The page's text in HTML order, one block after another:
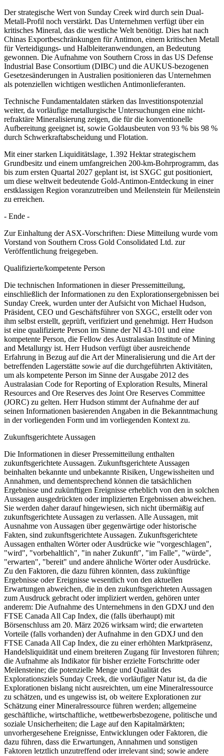
Der strategische Wert von Sunday Creek wird durch sein Dual-
Metall-Profil noch verstärkt. Das Unternehmen verfügt über ein
kritisches Mineral, das die westliche Welt benötigt. Dies hat nach
Chinas Exportbeschränkungen für Antimon, einem kritischen Metall
für Verteidigungs- und Halbleiteranwendungen, an Bedeutung
gewonnen. Die Aufnahme von Southern Cross in das US Defense
Industrial Base Consortium (DIBC) und die AUKUS-bezogenen
Gesetzesänderungen in Australien positionieren das Unternehmen
als potenziellen wichtigen westlichen Antimonlieferanten.
Technische Fundamentaldaten stärken das Investitionspotenzial
weiter, da vorläufige metallurgische Untersuchungen eine nicht-
refraktäre Mineralisierung zeigen, die für die konventionelle
Aufbereitung geeignet ist, sowie Goldausbeuten von 93 % bis 98 %
durch Schwerkraftabscheidung und Flotation.
Mit einer starken Liquiditätslage, 1.392 Hektar strategischem
Grundbesitz und einem umfangreichen 200-km-Bohrprogramm, das
bis zum ersten Quartal 2027 geplant ist, ist SXGC gut positioniert,
um diese weltweit bedeutende Gold-Antimon-Entdeckung in einer
erstklassigen Region voranzutreiben und Meilenstein für Meilenstein
zu erreichen.
- Ende -
Zur Einhaltung der ASX-Vorschriften: Diese Mitteilung wurde vom
Vorstand von Southern Cross Gold Consolidated Ltd. zur
Veröffentlichung freigegeben.
Qualifizierte/kompetente Person
Die technischen Informationen in dieser Pressemitteilung,
einschließlich der Informationen zu den Explorationsergebnissen bei
Sunday Creek, wurden unter der Aufsicht von Michael Hudson,
Präsident, CEO und Geschäftsführer von SXGC, erstellt oder von
ihm selbst erstellt, geprüft, verifiziert und genehmigt. Herr Hudson
ist eine qualifizierte Person im Sinne der NI 43-101 und eine
kompetente Person, die Fellow des Australasian Institute of Mining
and Metallurgy ist. Herr Hudson verfügt über ausreichende
Erfahrung in Bezug auf die Art der Mineralisierung und die Art der
betreffenden Lagerstätte sowie auf die durchgeführten Aktivitäten,
um als kompetente Person im Sinne der Ausgabe 2012 des
Australasian Code for Reporting of Exploration Results, Mineral
Resources and Ore Reserves des Joint Ore Reserves Committee
(JORC) zu gelten. Herr Hudson stimmt der Aufnahme der auf
seinen Informationen basierenden Angaben in die Bekanntmachung
in der vorliegenden Form und im vorliegenden Kontext zu.
Zukunftsgerichtete Aussagen
Die Informationen in dieser Pressemitteilung enthalten
zukunftsgerichtete Aussagen. Zukunftsgerichtete Aussagen
beinhalten bekannte und unbekannte Risiken, Ungewissheiten und
Annahmen, und dementsprechend können die tatsächlichen
Ergebnisse und zukünftigen Ereignisse erheblich von den in solchen
Aussagen ausgedrückten oder implizierten Ergebnissen abweichen.
Sie werden daher darauf hingewiesen, sich nicht übermäßig auf
zukunftsgerichtete Aussagen zu verlassen. Alle Aussagen, mit
Ausnahme von Aussagen über gegenwärtige oder historische
Fakten, sind zukunftsgerichtete Aussagen. Zukunftsgerichtete
Aussagen enthalten Wörter oder Ausdrücke wie "vorgeschlagen",
"wird", "vorbehaltlich", "in naher Zukunft", "im Falle", "würde",
"erwarten", "bereit" und andere ähnliche Wörter oder Ausdrücke.
Zu den Faktoren, die dazu führen könnten, dass zukünftige
Ergebnisse oder Ereignisse wesentlich von den aktuellen
Erwartungen abweichen, die in den zukunftsgerichteten Aussagen
zum Ausdruck gebracht oder impliziert werden, gehören unter
anderem: Die Aufnahme des Unternehmens in den GDXJ und den
FTSE Canada All Cap Index, die (falls überhaupt) mit
Börsenschluss am 20. März 2026 wirksam wird; die erwarteten
Vorteile (falls vorhanden) der Aufnahme in den GDXJ und den
FTSE Canada All Cap Index, die zu einer erhöhten Marktpräsenz,
Handelsliquidität und einem breiteren Zugang für Investoren führen;
die Aufnahme als Indikator für bisher erzielte Fortschritte oder
Meilensteine; die potenzielle Menge und Qualität des
Explorationsziels Sunday Creek, die vorläufiger Natur ist, da die
Explorationen bislang nicht ausreichten, um eine Mineralressource
zu schätzen, und es ungewiss ist, ob weitere Explorationen zur
Schätzung einer Mineralressource führen werden; allgemeine
geschäftliche, wirtschaftliche, wettbewerbsbezogene, politische und
soziale Unsicherheiten; die Lage auf den Kapitalmärkten;
unvorhergesehene Ereignisse, Entwicklungen oder Faktoren, die
dazu führen, dass die Erwartungen, Annahmen und sonstigen
Faktoren letztlich unzutreffend oder irrelevant sind; sowie andere